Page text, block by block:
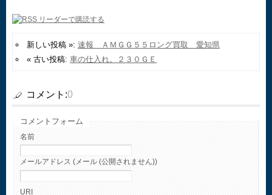
新しい投稿 »: 速報 ＡＭＧＧ５５ロング買取 愛知県
« 古い投稿: 車の仕入れ。２３０ＧＥ
コメント:0
コメントフォーム
名前
メールアドレス (メール (公開されません))
URI